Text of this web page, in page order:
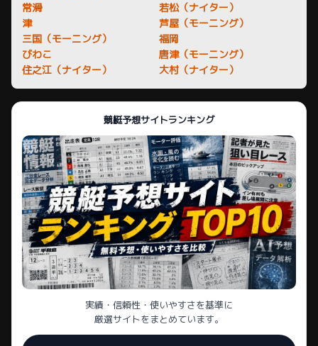
常滑
津
三国（モーニング）
びわこ
住之江（ナイター）
若松（ナイター）
芦屋（モーニング）
福岡
唐津（モーニング）
大村（ナイター）
競艇予想サイトランキング
実績・信頼性・使いやすさを基準に
厳選サイトをまとめています。